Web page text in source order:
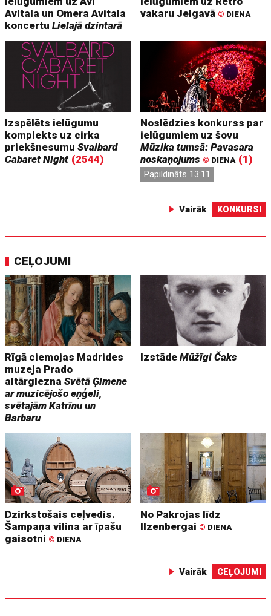
Avitala un Omera Avitala
koncertuLielajā dzintarā
vakaru Jelgavā © DIENA
Izspēlēts ielūgumu
komplekts uz cirka
priekšnesumuSvalbard
Cabaret Night (2544)
Noslēdzies konkurss par
ielūgumiem uz šovu
Mūzika tumsā: Pavasara
noskaņojums © DIENA (1)
Papildināts 13:11
Vairāk KONKURSI
CEĻOJUMI
Rīgā ciemojas Madrides
muzeja Prado
altārgleznaSvētā Ģimene
ar muzicējošo eņģeli,
svētajām Katrīnu un
Barbaru
IzstādeMūžīgi Čaks
Dzirkstošais ceļvedis.
Šampaņa vilina ar īpašu
gaisotni © DIENA
No Pakrojas līdz
Ilzenbergai © DIENA
Vairāk CEĻOJUMI